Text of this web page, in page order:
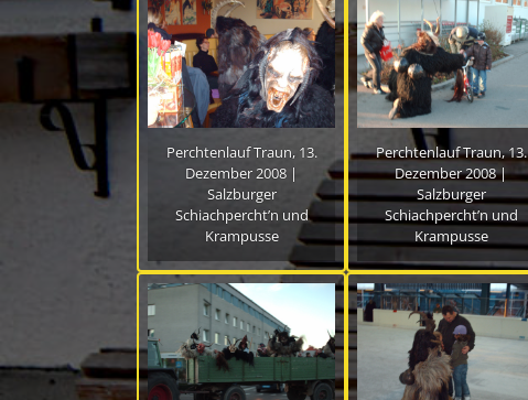
Perchtenlauf Traun, 13.
Dezember 2008 |
Salzburger
Schiachpercht’n und
Krampusse
Perchtenlauf Traun, 13.
Dezember 2008 |
Salzburger
Schiachpercht’n und
Krampusse